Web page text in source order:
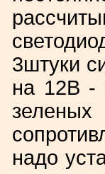
3штуки
на 12В -
надо